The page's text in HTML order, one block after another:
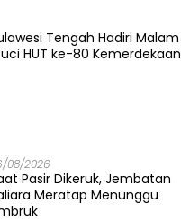
Tengah Hadiri Malam
HUT ke-80 Kemerdekaan
08/2026
Pasir Dikeruk, Jembatan
Meratap Menunggu